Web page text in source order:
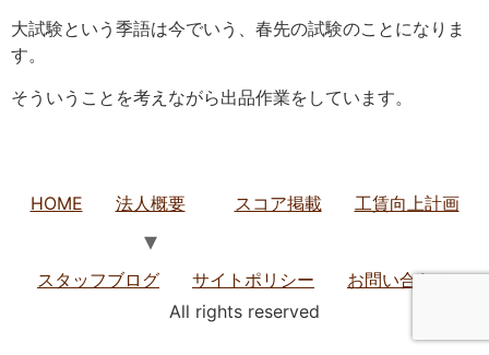
大試験という季語は今でいう、春先の試験のことになりま
す。
そういうことを考えながら出品作業をしています。
HOME 法人概要 スコア掲載 工賃向上計画
スタッフブログ サイトポリシー
お問い合わせ
All rights reserved